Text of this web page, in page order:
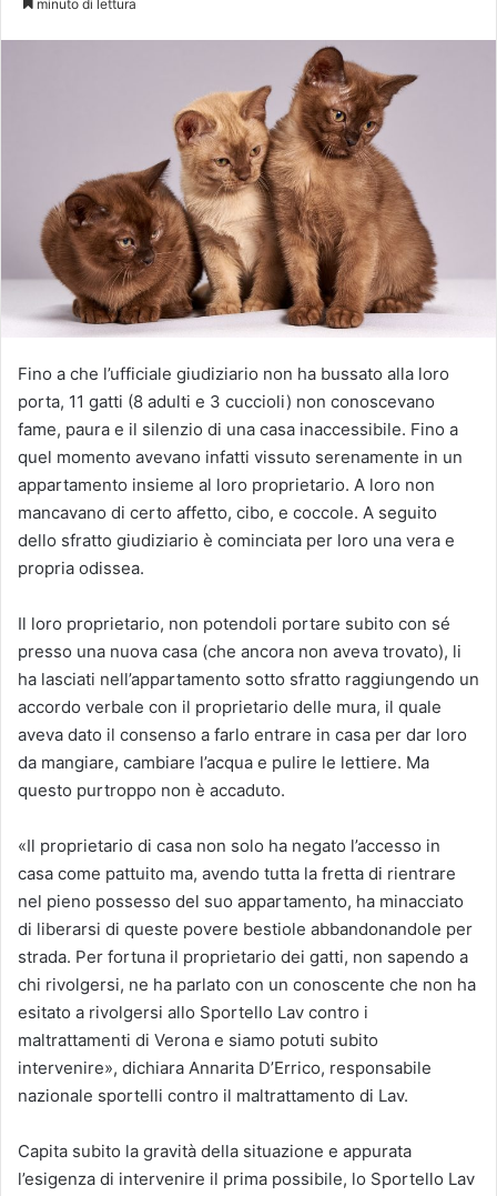
minuto di lettura
Fino a che l’ufficiale giudiziario non ha bussato alla loro
porta, 11 gatti (8 adulti e 3 cuccioli) non conoscevano
fame, paura e il silenzio di una casa inaccessibile. Fino a
quel momento avevano infatti vissuto serenamente in un
appartamento insieme al loro proprietario. A loro non
mancavano di certo affetto, cibo, e coccole. A seguito
dello sfratto giudiziario è cominciata per loro una vera e
propria odissea.
Il loro proprietario, non potendoli portare subito con sé
presso una nuova casa (che ancora non aveva trovato), li
ha lasciati nell’appartamento sotto sfratto raggiungendo un
accordo verbale con il proprietario delle mura, il quale
aveva dato il consenso a farlo entrare in casa per dar loro
da mangiare, cambiare l’acqua e pulire le lettiere. Ma
questo purtroppo non è accaduto.
«Il proprietario di casa non solo ha negato l’accesso in
casa come pattuito ma, avendo tutta la fretta di rientrare
nel pieno possesso del suo appartamento, ha minacciato
di liberarsi di queste povere bestiole abbandonandole per
strada. Per fortuna il proprietario dei gatti, non sapendo a
chi rivolgersi, ne ha parlato con un conoscente che non ha
esitato a rivolgersi allo Sportello Lav contro i
maltrattamenti di Verona e siamo potuti subito
intervenire», dichiara Annarita D’Errico, responsabile
nazionale sportelli contro il maltrattamento di Lav.
Capita subito la gravità della situazione e appurata
l’esigenza di intervenire il prima possibile, lo Sportello Lav